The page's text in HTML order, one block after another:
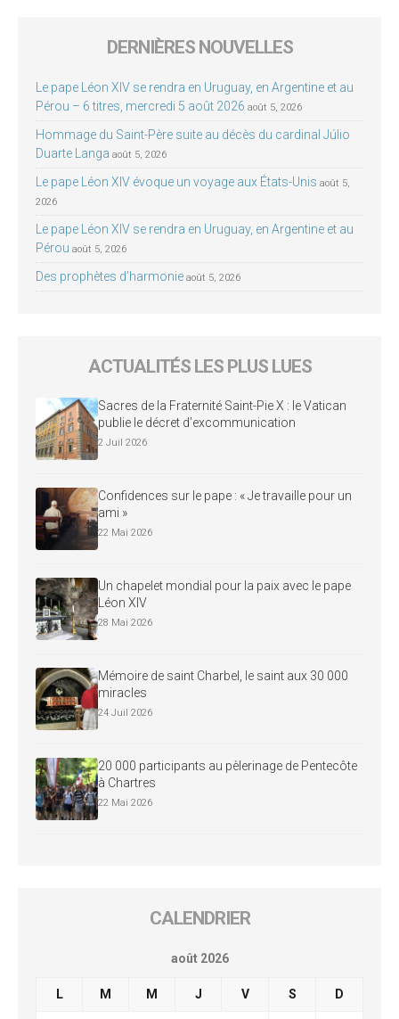
DERNIÈRES NOUVELLES
Le pape Léon XIV se rendra en Uruguay, en Argentine et au
Pérou – 6 titres, mercredi 5 août 2026 août 5, 2026
Hommage du Saint-Père suite au décès du cardinal Júlio
Duarte Langa août 5, 2026
Le pape Léon XIV évoque un voyage aux États-Unis août 5,
2026
Le pape Léon XIV se rendra en Uruguay, en Argentine et au
Pérou août 5, 2026
Des prophètes d’harmonie août 5, 2026
ACTUALITÉS LES PLUS LUES
Sacres de la Fraternité Saint-Pie X : le Vatican
publie le décret d’excommunication
2 Juil 2026
Confidences sur le pape : « Je travaille pour un
ami »
22 Mai 2026
Un chapelet mondial pour la paix avec le pape
Léon XIV
28 Mai 2026
Mémoire de saint Charbel, le saint aux 30 000
miracles
24 Juil 2026
20 000 participants au pèlerinage de Pentecôte
à Chartres
22 Mai 2026
CALENDRIER
août 2026
L M M J V S D